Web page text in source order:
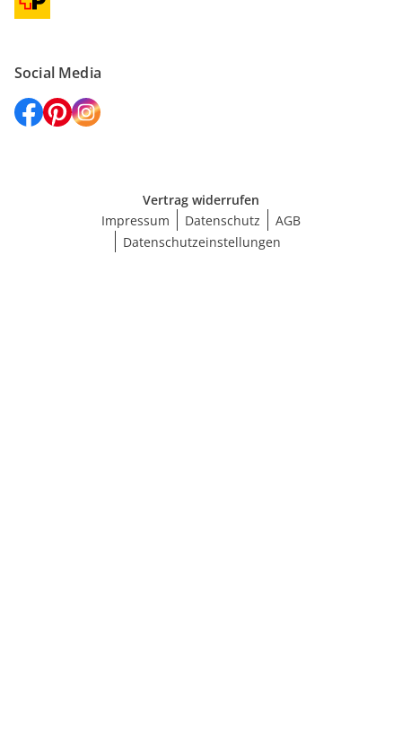
Social Media
Vertrag widerrufen
Impressum
Datenschutz
AGB
Datenschutzeinstellungen